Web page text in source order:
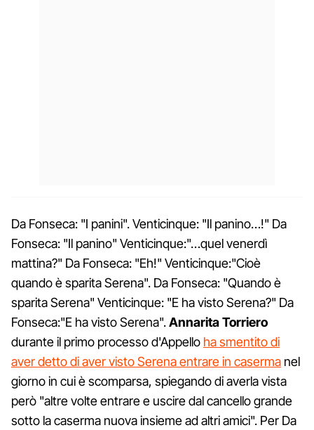
Da Fonseca: "I panini". Venticinque: "Il panino…!" Da
Fonseca: "Il panino" Venticinque:"…quel venerdì
mattina?" Da Fonseca: "Eh!" Venticinque:"Cioè
quando è sparita Serena". Da Fonseca: "Quando è
sparita Serena" Venticinque: "E ha visto Serena?" Da
Fonseca:"E ha visto Serena".Annarita Torriero
durante il primo processo d'Appello ha smentito di
aver detto di aver visto Serena entrare in caserma nel
giorno in cui è scomparsa, spiegando di averla vista
però "altre volte entrare e uscire dal cancello grande
sotto la caserma nuova insieme ad altri amici". Per Da